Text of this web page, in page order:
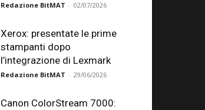
Redazione BitMAT - 02/07/2026
Xerox: presentate le prime
stampanti dopo
l’integrazione di Lexmark
Redazione BitMAT - 29/06/2026
Canon ColorStream 7000: